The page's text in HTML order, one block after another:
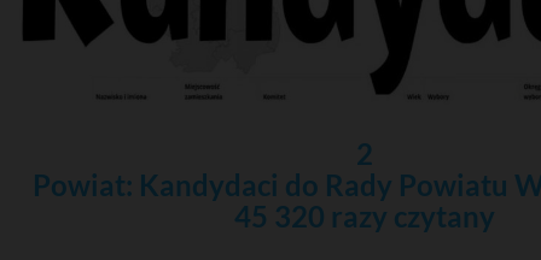
2
Powiat: Kandydaci do Rady Powiatu
45 320 razy czytany